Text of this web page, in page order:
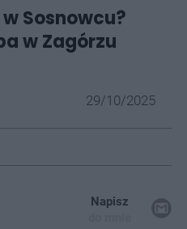
Sosnowcu?
w Zagórzu
29/10/2025
Napisz